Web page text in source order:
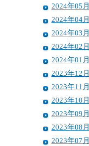
2024年05月
2024年04月
2024年03月
2024年02月
2024年01月
2023年12月
2023年11月
2023年10月
2023年09月
2023年08月
2023年07月